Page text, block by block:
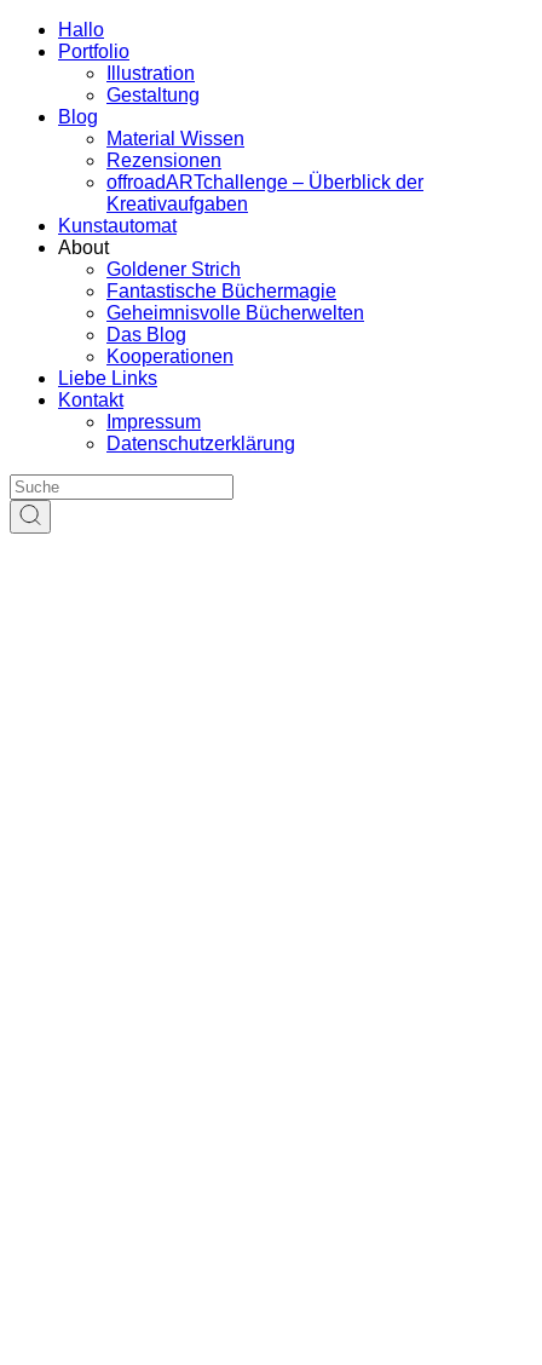
Hallo
Portfolio
Illustration
Gestaltung
Blog
Material Wissen
Rezensionen
offroadARTchallenge – Überblick der
Kreativaufgaben
Kunstautomat
About
Goldener Strich
Fantastische Büchermagie
Geheimnisvolle Bücherwelten
Das Blog
Kooperationen
Liebe Links
Kontakt
Impressum
Datenschutzerklärung